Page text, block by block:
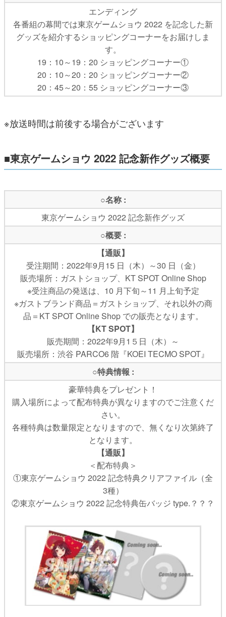
エンディング
各番組の幕間では東京ゲームショウ 2022 を記念した新
グッズを紹介するショッピングコーナーをお届けしま
す。
19：10～19：20 ショッピングコーナー①
20：10～20：20 ショッピングコーナー②
20：45～20：55 ショッピングコーナー③
※放送時間は前後する場合がございます
■東京ゲームショウ 2022 記念新作グッズ概要
○名称 :
東京ゲームショウ 2022 記念新作グッズ
○概要 :
【通販】
受注期間：2022年9月15 日（木）～30 日（金）
販売場所：ガストショップ、KT SPOT Online Shop
※受注商品の発送は、10 月下旬～11 月上旬予定
※ガストブランド商品＝ガストショップ、それ以外の商
品＝KT SPOT Online Shop での販売となります。
【KT SPOT】
販売期間：2022年9月1５日（木）～
販売場所：渋谷 PARCO6 階『KOEI TECMO SPOT』
○特典情報 :
豪華特典をプレゼント！
購入場所によって配布特典が異なりますのでご注意くだ
さい。
各種特典は数量限定となりますので、無くなり次第終了
となります。
【通販】
＜配布特典＞
①東京ゲームショウ 2022 記念特典クリアファイル（全
3種）
②東京ゲームショウ 2022 記念特典缶バッジ type.？？？